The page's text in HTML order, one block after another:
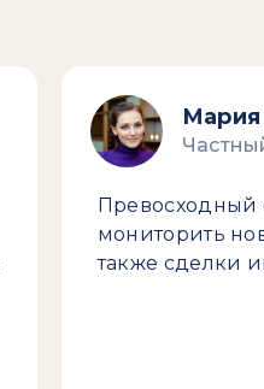
Мария
Превосходный
мониторить
также сделки